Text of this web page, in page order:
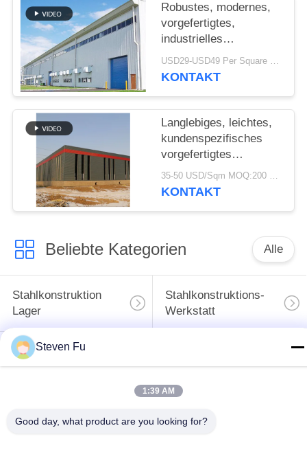
PRIVACY
POLICY
Robustes, modernes,
vorgefertigtes,
industrielles
Stahlkonstruktionslager
für die Fabrik
USD29-USD49 Per Square Meter MOQ:200 Quadratmeter
KONTAKT
Langlebiges, leichtes,
kundenspezifisches
vorgefertigtes
Lagerhaus mit
verzinkter
35-50 USD/Sqm MOQ:200 Quadratmeter
KONTAKT
Beliebte Kategorien Alle
Stahlkonstruktion
Lager
Stahlkonstruktions-
Werkstatt
Stahlkonstruktionsbau
Vorfabrizierte
Gebäude
Steven Fu
1:39 AM
Good day, what product are you looking for?